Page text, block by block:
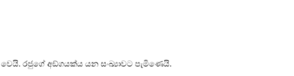
රජුගේ අඞ්ගයක්ය යන සංඛ්‍යාවට පැමිණෙයි.